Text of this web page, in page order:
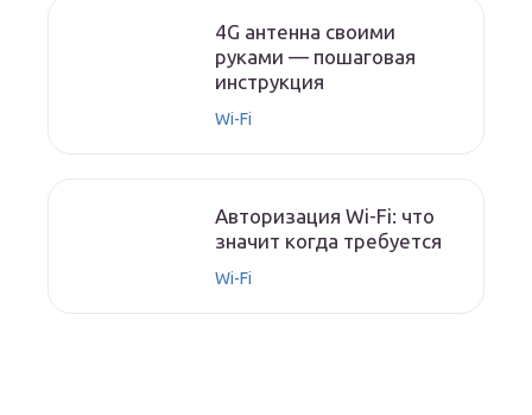
4G антенна своими
руками — пошаговая
инструкция
Wi-Fi
Авторизация Wi-Fi: что
значит когда требуется
Wi-Fi